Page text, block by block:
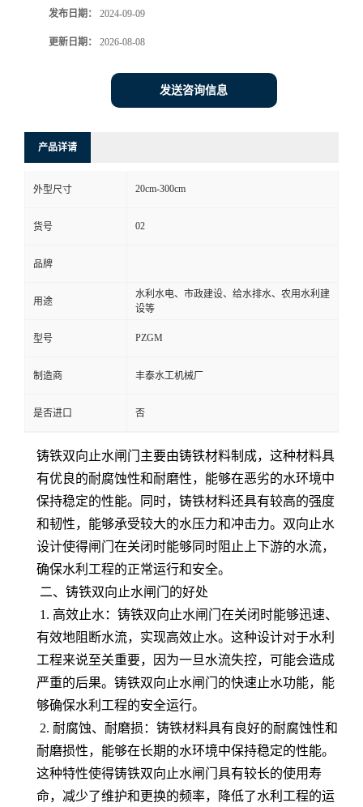
发布日期： 2024-09-09
更新日期： 2026-08-08
发送咨询信息
产品详请
外型尺寸 20cm-300cm
货号 02
品牌
用途
水利水电、市政建设、给水排水、农用水利建
设等
型号 PZGM
制造商 丰泰水工机械厂
是否进口 否
铸铁双向止水闸门主要由铸铁材料制成，这种材料具
有优良的耐腐蚀性和耐磨性，能够在恶劣的水环境中
保持稳定的性能。同时，铸铁材料还具有较高的强度
和韧性，能够承受较大的水压力和冲击力。双向止水
设计使得闸门在关闭时能够同时阻止上下游的水流，
确保水利工程的正常运行和安全。
二、铸铁双向止水闸门的好处
1. 高效止水：铸铁双向止水闸门在关闭时能够迅速、
有效地阻断水流，实现高效止水。这种设计对于水利
工程来说至关重要，因为一旦水流失控，可能会造成
严重的后果。铸铁双向止水闸门的快速止水功能，能
够确保水利工程的安全运行。
2. 耐腐蚀、耐磨损：铸铁材料具有良好的耐腐蚀性和
耐磨损性，能够在长期的水环境中保持稳定的性能。
这种特性使得铸铁双向止水闸门具有较长的使用寿
命，减少了维护和更换的频率，降低了水利工程的运